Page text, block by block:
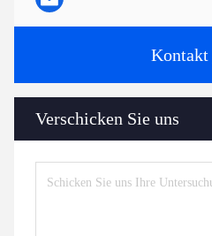
Verschicken Sie uns